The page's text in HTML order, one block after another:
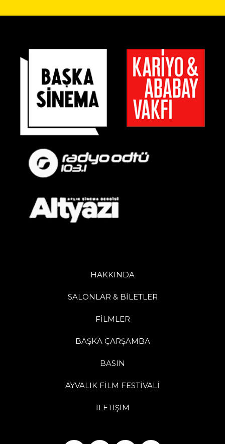
HAKKINDA
SALONLAR & BİLETLER
FİLMLER
BAŞKA ÇARŞAMBA
BASIN
AYVALIK FİLM FESTİVALİ
İLETİŞİM